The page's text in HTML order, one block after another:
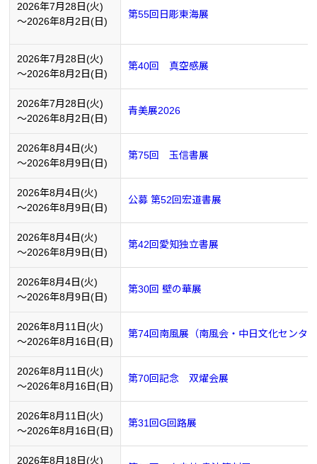
2026年7月28日(火)
～2026年8月2日(日)
第55回日彫東海展
2026年7月28日(火)
～2026年8月2日(日)
第40回 真空感展
2026年7月28日(火)
～2026年8月2日(日)
青美展2026
2026年8月4日(火)
～2026年8月9日(日)
第75回 玉信書展
2026年8月4日(火)
～2026年8月9日(日)
公募 第52回宏道書展
2026年8月4日(火)
～2026年8月9日(日)
第42回愛知独立書展
2026年8月4日(火)
～2026年8月9日(日)
第30回 壁の華展
2026年8月11日(火)
～2026年8月16日(日)
第74回南風展（南風会・中日文化センタ
2026年8月11日(火)
～2026年8月16日(日)
第70回記念 双燿会展
2026年8月11日(火)
～2026年8月16日(日)
第31回G回路展
2026年8月18日(火)